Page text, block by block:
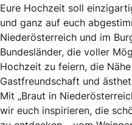
Eure Hochzeit soll
und ganz auf euch
Niederösterreich und im
Bundesländer, die voller
Hochzeit zu feiern, die
Gastfreundschaft und
Mit „Braut in
wir euch inspirieren, die